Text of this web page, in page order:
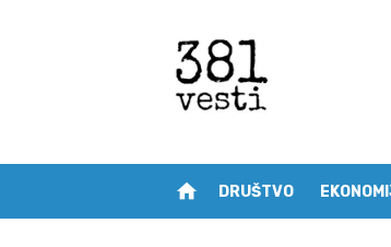
home DRUŠTVO